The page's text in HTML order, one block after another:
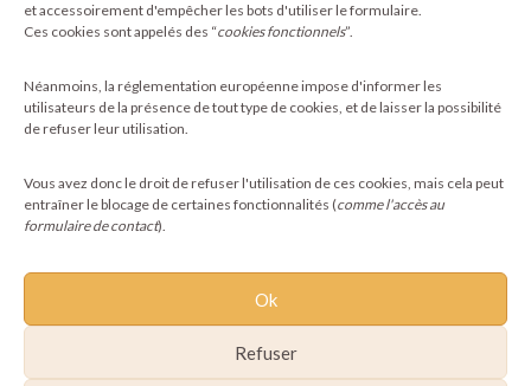
et accessoirement d'empêcher les bots d'utiliser le formulaire.
Ces cookies sont appelés des “cookies fonctionnels”.
Néanmoins, la réglementation européenne impose d'informer les
utilisateurs de la présence de tout type de cookies, et de laisser la possibilité
de refuser leur utilisation.
Vous avez donc le droit de refuser l'utilisation de ces cookies, mais cela peut
entraîner le blocage de certaines fonctionnalités (comme l'accès au
formulaire de contact).
Ok
Refuser
Assiette ethnique
décor rouge andin –
22,00€